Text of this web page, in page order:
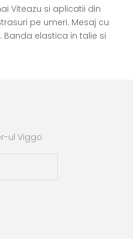
Viteazu si aplicatii din
pe umeri. Mesaj cu
elastica in talie si
ul Viggo